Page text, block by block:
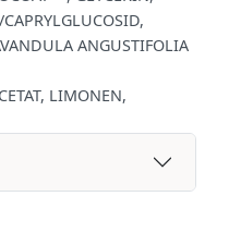
ANGUSTIFOLIA
LIMONEN,